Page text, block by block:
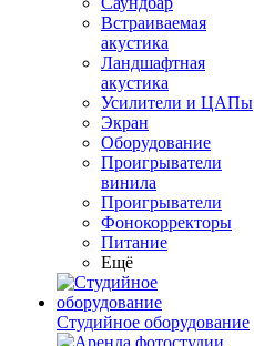
Встраиваемая
акустика
Ландшафтная
акустика
Усилители и ЦАПы
Экран
Оборудование
Проигрыватели
винила
Проигрыватели
Фонокорректоры
Питание
Ещё
Студийное оборудование